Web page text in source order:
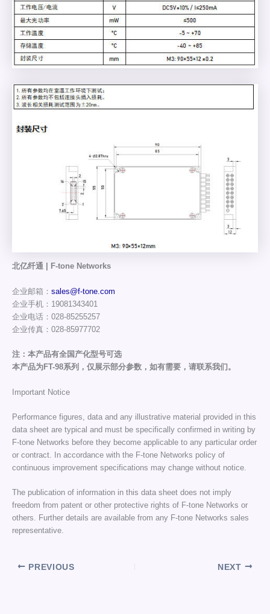
北亿纤通 | F-tone Networks
企业邮箱： sales@f-tone.com
企业手机：19081343401
企业电话：028-85255257
企业传真：028-85977702
注：本产品有全国产化型号可选
本产品为FT-98系列，仅展示部分参数，如有需要，请联系我们。
Important Notice
Performance figures, data and any illustrative material provided in this
data sheet are typical and must be specifically confirmed in writing by
F-tone Networks before they become applicable to any particular order
or contract. In accordance with the F-tone Networks policy of
continuous improvement specifications may change without notice.
The publication of information in this data sheet does not imply
freedom from patent or other protective rights of F-tone Networks or
others. Further details are available from any F-tone Networks sales
representative.
PREVIOUS NEXT